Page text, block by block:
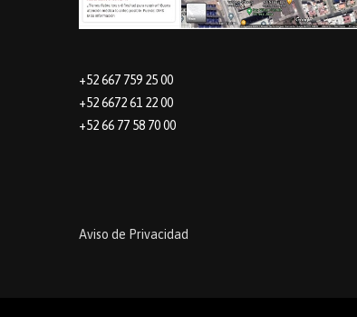
+52 667 759 25 00
+52 6672 61 22 00
+52 66 77 58 70 00
Aviso de Privacidad